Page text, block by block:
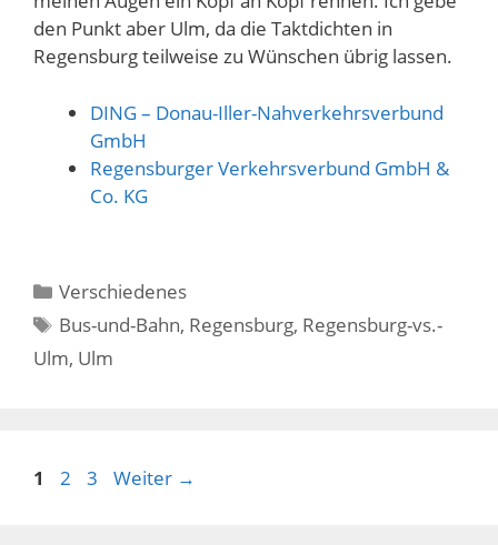
den Punkt aber Ulm, da die Taktdichten in
Regensburg teilweise zu Wünschen übrig lassen.
DING – Donau-Iller-Nahverkehrsverbund
GmbH
Regensburger Verkehrsverbund GmbH &
Co. KG
Kategorien
Verschiedenes
Schlagwörter
Bus-und-Bahn, Regensburg, Regensburg-vs.-
Ulm, Ulm
Seite
1 Seite
2 Seite
3 Weiter →